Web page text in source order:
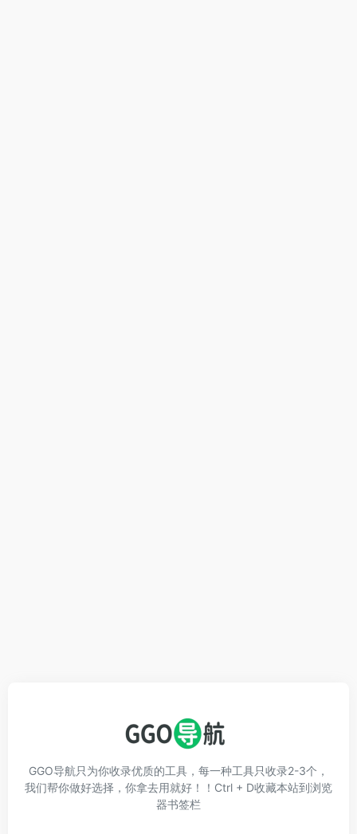
GGO导航只为你收录优质的工具，每一种工具只收录2-3个，
我们帮你做好选择，你拿去用就好！！Ctrl + D收藏本站到浏览
器书签栏